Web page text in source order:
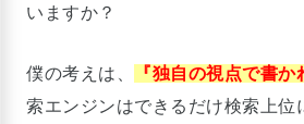
いますか？
僕の考えは、 『独自の視点で書か
索エンジンはできるだけ検索上位